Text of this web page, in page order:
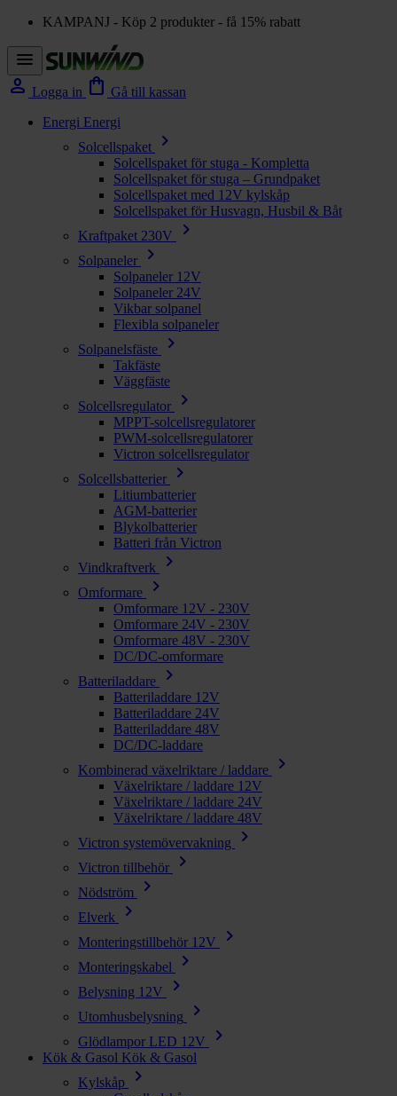
KAMPANJ - Köp 2 produkter - få 15% rabatt
menu
person Logga in shopping_bag Gå till kassan
Energi Energi
Solcellspaket
chevron_right
Solcellspaket för stuga - Kompletta
Solcellspaket för stuga – Grundpaket
Solcellspaket med 12V kylskåp
Solcellspaket för Husvagn, Husbil & Båt
Kraftpaket 230V
chevron_right
Solpaneler chevron_right
Solpaneler 12V
Solpaneler 24V
Vikbar solpanel
Flexibla solpaneler
Solpanelsfäste
chevron_right
Takfäste
Väggfäste
Solcellsregulator
chevron_right
MPPT-solcellsregulatorer
PWM-solcellsregulatorer
Victron solcellsregulator
Solcellsbatterier
chevron_right
Litiumbatterier
AGM-batterier
Blykolbatterier
Batteri från Victron
Vindkraftverk
chevron_right
Omformare chevron_right
Omformare 12V - 230V
Omformare 24V - 230V
Omformare 48V - 230V
DC/DC-omformare
Batteriladdare
chevron_right
Batteriladdare 12V
Batteriladdare 24V
Batteriladdare 48V
DC/DC-laddare
Kombinerad växelriktare / laddare
chevron_right
Växelriktare / laddare 12V
Växelriktare / laddare 24V
Växelriktare / laddare 48V
Victron systemövervakning
chevron_right
Victron tillbehör chevron_right
Nödström chevron_right
Elverk chevron_right
Monteringstillbehör 12V chevron_right
Monteringskabel chevron_right
Belysning 12V chevron_right
Utomhusbelysning chevron_right
Glödlampor LED 12V chevron_right
Kök & Gasol Kök & Gasol
Kylskåp
chevron_right